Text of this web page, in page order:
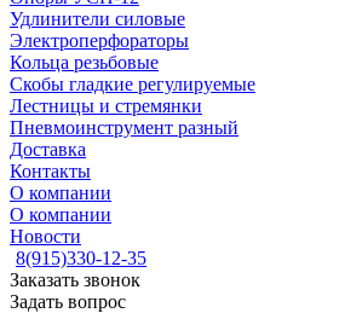
Удлинители силовые
Электроперфораторы
Кольца резьбовые
Скобы гладкие регулируемые
Лестницы и стремянки
Пневмоинструмент разный
Доставка
Контакты
О компании
О компании
Новости
8(915)330-12-35
Заказать звонок
Задать вопрос